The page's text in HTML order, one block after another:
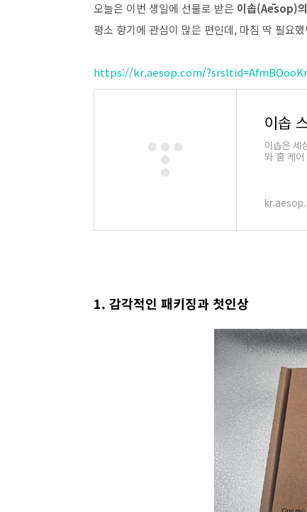
오늘은 이번 생일에 선물로 받은 이솝(Aēsop)
평소 향기에 관심이 많은 편인데, 마침 딱 필요
https://kr.aesop.com/
이솝은 세
와 홈 케어
1. 감각적인 패키징과 첫인상